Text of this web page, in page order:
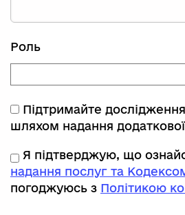
Роль
Підтримайте
шляхом надання
Я підтверджую, що
надання послуг та
погоджуюсь з Політикою